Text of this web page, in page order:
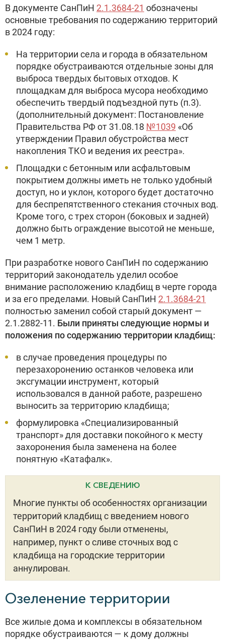
В документе СанПиН 2.1.3684-21 обозначены
основные требования по содержанию территорий
в 2024 году:
На территории села и города в обязательном
порядке обустраиваются отдельные зоны для
выброса твердых бытовых отходов. К
площадкам для выброса мусора необходимо
обеспечить твердый подъездной путь (п.3).
(дополнительный документ: Постановление
Правительства РФ от 31.08.18 №1039 «Об
утверждении Правил обустройства мест
накопления ТКО и ведения их реестра».
Площадки с бетонным или асфальтовым
покрытием должны иметь не только удобный
доступ, но и уклон, которого будет достаточно
для беспрепятственного стекания сточных вод.
Кроме того, с трех сторон (боковых и задней)
должно быть ограждение высотой не меньше,
чем 1 метр.
При разработке нового СанПиН по содержанию
территорий законодатель уделил особое
внимание расположению кладбищ в черте города
и за его пределами. Новый СанПиН 2.1.3684-21
полностью заменил собой старый документ —
2.1.2882-11. Были приняты следующие нормы и
положения по содержанию территории кладбищ:
в случае проведения процедуры по
перезахоронению останков человека или
эксгумации инструмент, который
использовался в данной работе, разрешено
выносить за территорию кладбища;
формулировка «Специализированный
транспорт» для доставки покойного к месту
захоронения была заменена на более
понятную «Катафалк».
К СВЕДЕНИЮ
Многие пункты об особенностях организации
территорий кладбищ с введением нового
СанПиН в 2024 году были отменены,
например, пункт о сливе сточных вод с
кладбища на городские территории
аннулирован.
Озеленение территории
Все жилые дома и комплексы в обязательном
порядке обустраиваются — к дому должны